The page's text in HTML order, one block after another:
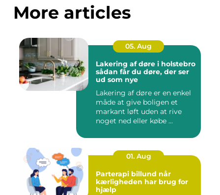
More articles
05. Aug
Lakering af døre i holstebro
sådan får du døre, der ser
ud som nye
Lakering af døre er en enkel
måde at give boligen et
markant løft uden at rive
noget ned eller købe ...
01. Aug
Parterapi billund når
kærligheden har brug for
hjælp